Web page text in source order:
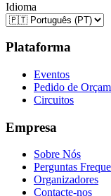
Idioma
Plataforma
Eventos
Pedido de
Circuitos
Empresa
Sobre Nós
Perguntas
Organizadores
Contacte-nos